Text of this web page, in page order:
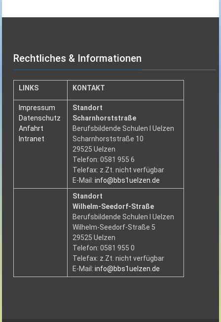
Rechtliches & Informationen
LINKS KONTAKT
Impressum
Datenschutz
Anfahrt
Intranet
Standort
Scharnhorststraße
Berufsbildende Schulen I Uelzen
Scharnhorststraße 10
29525 Uelzen
Telefon: 0581 955 6
Telefax: z.Zt. nicht verfügbar
E-Mail:info@bbs1uelzen.de
Standort
Wilhelm-Seedorf-Straße
Berufsbildende Schulen I Uelzen
Wilhelm-Seedorf-Straße 5
29525 Uelzen
Telefon: 0581 955 0
Telefax: z.Zt. nicht verfügbar
E-Mail:info@bbs1uelzen.de